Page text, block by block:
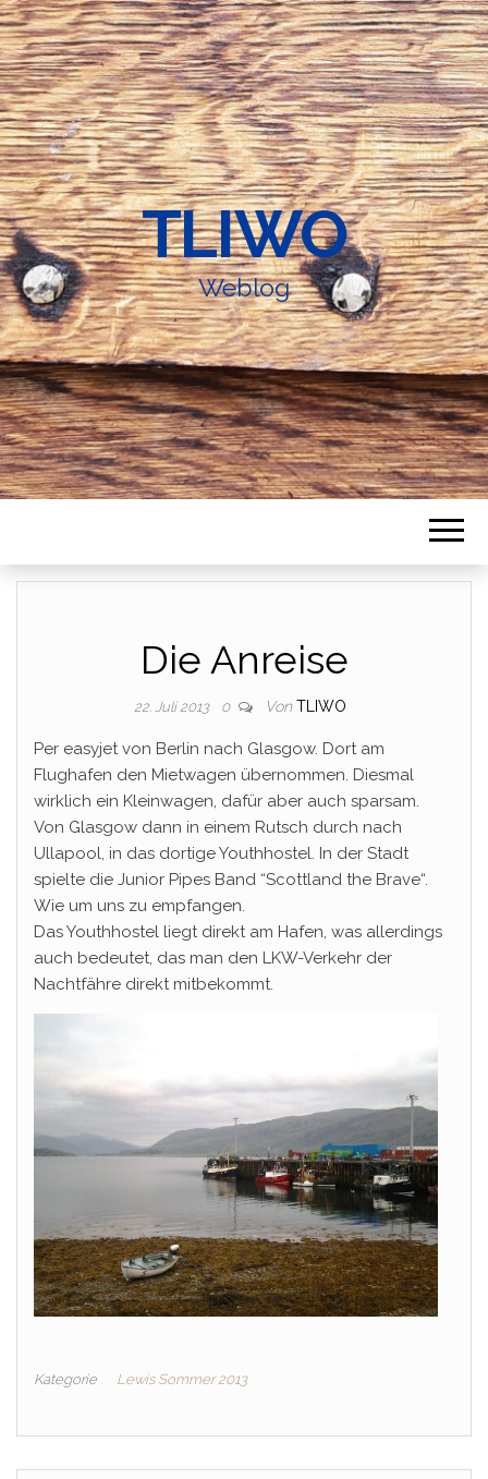
TLIWO
Weblog
Die Anreise
22. Juli 2013 0 Von TLIWO
Per easyjet von Berlin nach Glasgow. Dort am
Flughafen den Mietwagen übernommen. Diesmal
wirklich ein Kleinwagen, dafür aber auch sparsam.
Von Glasgow dann in einem Rutsch durch nach
Ullapool, in das dortige Youthhostel. In der Stadt
spielte die Junior Pipes Band “Scottland the Brave“.
Wie um uns zu empfangen.
Das Youthhostel liegt direkt am Hafen, was allerdings
auch bedeutet, das man den LKW-Verkehr der
Nachtfähre direkt mitbekommt.
Kategorie Lewis Sommer 2013